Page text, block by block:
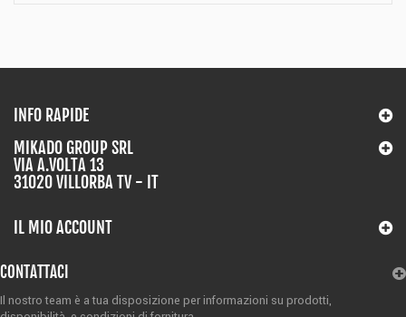
INFO RAPIDE
MIKADO GROUP SRL
VIA A.VOLTA 13
31020 VILLORBA TV - IT
IL MIO ACCOUNT
CONTATTACI
Il nostro team è a tua disposizione per informazioni su prodotti,